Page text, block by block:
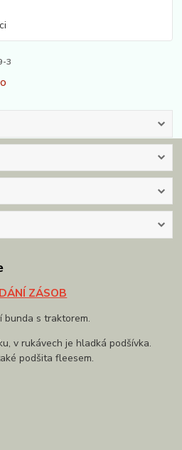
3
ZÁSOB
bunda s traktorem.
v rukávech je hladká podšívka.
podšita fleesem.